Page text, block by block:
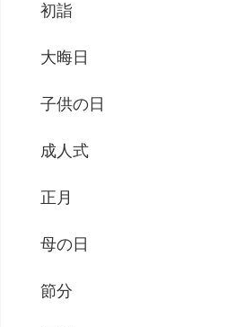
初詣
大晦日
子供の日
成人式
正月
母の日
節分